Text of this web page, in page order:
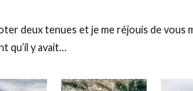
deux tenues et je me réjouis de vous
qu’il y avait…